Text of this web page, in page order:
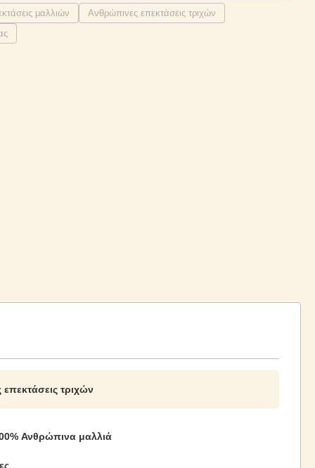
μαλλιών
Ανθρώπινες επεκτάσεις τριχών
τριχών
Ανθρώπινα μαλλιά